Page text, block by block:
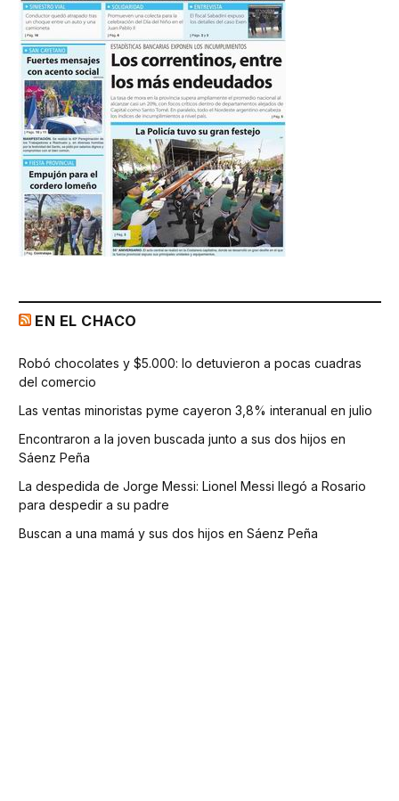
EN EL CHACO
Robó chocolates y $5.000: lo detuvieron a pocas cuadras
del comercio
Las ventas minoristas pyme cayeron 3,8% interanual en julio
Encontraron a la joven buscada junto a sus dos hijos en
Sáenz Peña
La despedida de Jorge Messi: Lionel Messi llegó a Rosario
para despedir a su padre
Buscan a una mamá y sus dos hijos en Sáenz Peña